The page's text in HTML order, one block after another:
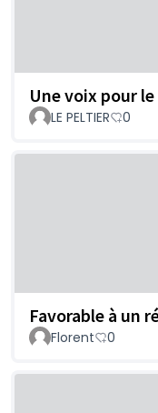
Une voix pour
LE PELTIER 0
Favorable à un
Florent 0